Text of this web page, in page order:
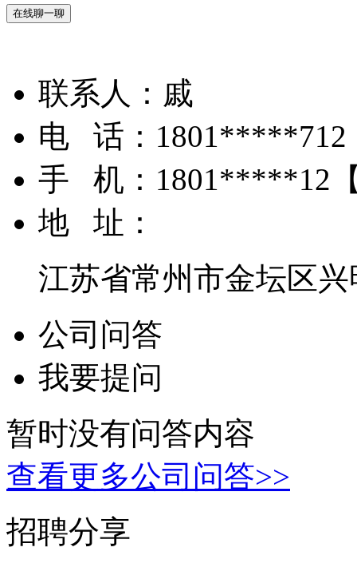
在线聊一聊
联系人： 戚
电 话： 1801*****712
手 机： 1801*****12
地 址：
江苏省常州市金坛区
公司问答
我要提问
暂时没有问答内容
查看更多公司问答>>
招聘分享